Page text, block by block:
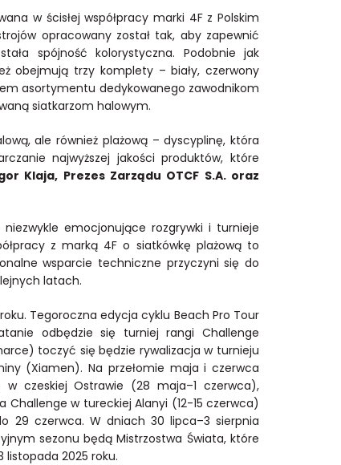
w ścisłej współpracy marki 4F z Polskim
opracowany został tak, aby zapewnić
spójność kolorystyczna. Podobnie jak
obejmują trzy komplety – biały, czerwony
asortymentu dedykowanego zawodnikom
siatkarzom halowym.
ale również plażową – dyscyplinę, która
najwyższej jakości produktów, które
Klaja, Prezes Zarządu OTCF S.A. oraz
emocjonujące rozgrywki i turnieje
z marką 4F o siatkówkę plażową to
wsparcie techniczne przyczyni się do
latach.
Tegoroczna edycja cyklu Beach Pro Tour
odbędzie się turniej rangi Challenge
toczyć się będzie rywalizacja w turnieju
(Xiamen). Na przełomie maja i czerwca
czeskiej Ostrawie (28 maja–1 czerwca),
w tureckiej Alanyi (12-15 czerwca)
29 czerwca. W dniach 30 lipca–3 sierpnia
sezonu będą Mistrzostwa Świata, które
listopada 2025 roku.